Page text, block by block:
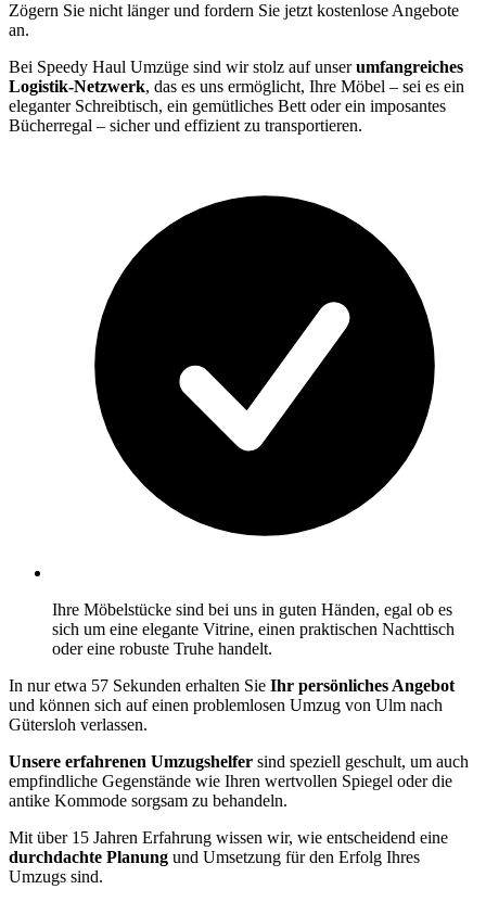
Zögern Sie nicht länger und fordern Sie jetzt kostenlose Angebote
an.
Bei Speedy Haul Umzüge sind wir stolz auf unserumfangreiches
Logistik-Netzwerk, das es uns ermöglicht, Ihre Möbel – sei es ein
eleganter Schreibtisch, ein gemütliches Bett oder ein imposantes
Bücherregal – sicher und effizient zu transportieren.
Ihre Möbelstücke sind bei uns in guten Händen, egal ob es
sich um eine elegante Vitrine, einen praktischen Nachttisch
oder eine robuste Truhe handelt.
In nur etwa 57 Sekunden erhalten Sie Ihr persönliches Angebot
und können sich auf einen problemlosen Umzug von Ulm nach
Gütersloh verlassen.
Unsere erfahrenen Umzugshelfer sind speziell geschult, um auch
empfindliche Gegenstände wie Ihren wertvollen Spiegel oder die
antike Kommode sorgsam zu behandeln.
Mit über 15 Jahren Erfahrung wissen wir, wie entscheidend eine
durchdachte Planung und Umsetzung für den Erfolg Ihres
Umzugs sind.